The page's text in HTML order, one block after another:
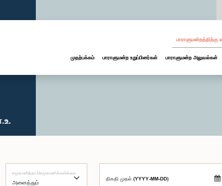
பாராளுமன்றத்திற்கு
முதற்பக்கம் பாராளுமன்ற உறுப்பினர்கள் பாராளுமன்ற அலுவல்கள்
சமூகமளித்தார்/சமூகமளிக்கவில்லை
திகதி முதல் (YYYY-MM-DD)